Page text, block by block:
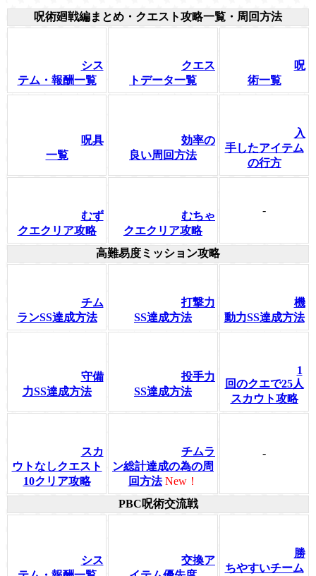
呪術廻戦編まとめ・クエスト攻略一覧・周回方法
シス
テム・報酬一覧
クエス
トデータ一覧
呪
術一覧
呪具
一覧
効率の
良い周回方法
入
手したアイテム
の行方
むず
クエクリア攻略
むちゃ
クエクリア攻略
-
高難易度ミッション攻略
チム
ランSS達成方法
打撃力
SS達成方法
機
動力SS達成方法
守備
力SS達成方法
投手力
SS達成方法
1
回のクエで25人
スカウト攻略
スカ
ウトなしクエスト
10クリア攻略
チムラ
ン総計達成の為の周
回方法 New！
-
PBC呪術交流戦
シス
交換ア
勝
ちやすいチーム